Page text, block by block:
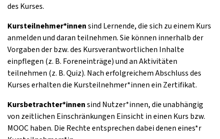
des Kurses.
Kursteilnehmer*innensind Lernende, die sich zu einem Kurs
anmelden und daran teilnehmen. Sie können innerhalb der
Vorgaben der bzw. des Kursverantwortlichen Inhalte
einpflegen (z. B. Foreneinträge) und an Aktivitäten
teilnehmen (z. B. Quiz). Nach erfolgreichem Abschluss des
Kurses erhalten die Kursteilnehmer*innen ein Zertifikat.
Kursbetrachter*innensind Nutzer*innen, die unabhängig
von zeitlichen Einschränkungen Einsicht in einen Kurs bzw.
MOOC haben. Die Rechte entsprechen dabei denen eines*r